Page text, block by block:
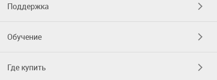
Поддержка
Обучение
Где купить